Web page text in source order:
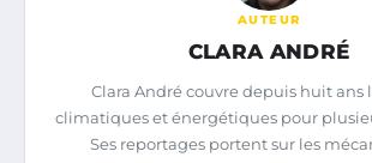
AUTEUR
CLARA ANDRÉ
Clara André couvre depuis huit ans
climatiques et énergétiques pour
Ses reportages portent sur les